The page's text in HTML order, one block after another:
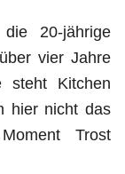
20-jährige
vier Jahre
steht Kitchen
hier nicht das
Trost